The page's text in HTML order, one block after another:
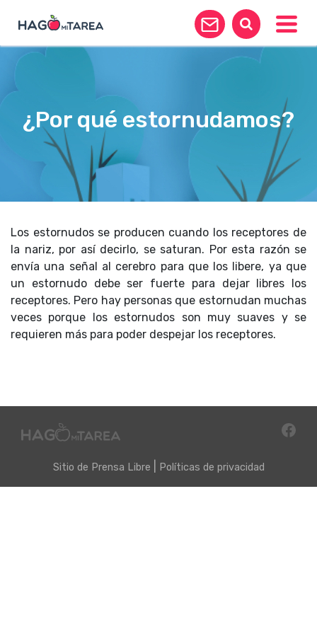
¿Por qué estornudamos?
Los estornudos se producen cuando los receptores de
la nariz, por así decirlo, se saturan. Por esta razón se
envía una señal al cerebro para que los libere, ya que
un estornudo debe ser fuerte para dejar libres los
receptores. Pero hay personas que estornudan muchas
veces porque los estornudos son muy suaves y se
requieren más para poder despejar los receptores.
Sitio de Prensa Libre Políticas de privacidad